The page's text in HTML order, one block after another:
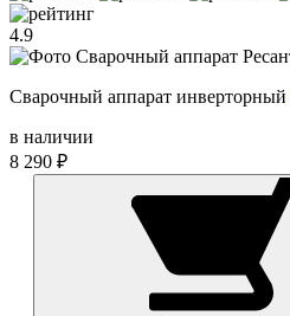
4.9
Сварочный аппарат инверторный
в наличии
8 290 ₽